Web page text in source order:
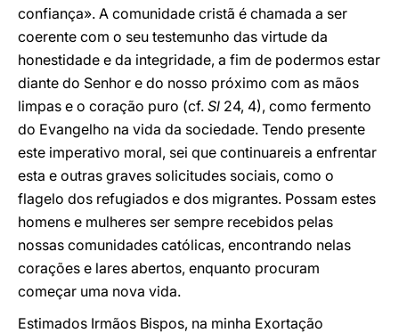
confiança». A comunidade cristã é chamada a ser
coerente com o seu testemunho das virtude da
honestidade e da integridade, a fim de podermos estar
diante do Senhor e do nosso próximo com as mãos
limpas e o coração puro (cf. Sl 24, 4), como fermento
do Evangelho na vida da sociedade. Tendo presente
este imperativo moral, sei que continuareis a enfrentar
esta e outras graves solicitudes sociais, como o
flagelo dos refugiados e dos migrantes. Possam estes
homens e mulheres ser sempre recebidos pelas
nossas comunidades católicas, encontrando nelas
corações e lares abertos, enquanto procuram
começar uma nova vida.
Estimados Irmãos Bispos, na minha Exortação